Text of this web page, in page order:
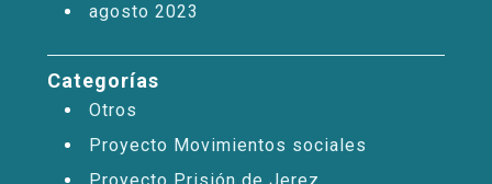
agosto 2023
Categorías
Otros
Proyecto Movimientos sociales
Proyecto Prisión de Jerez